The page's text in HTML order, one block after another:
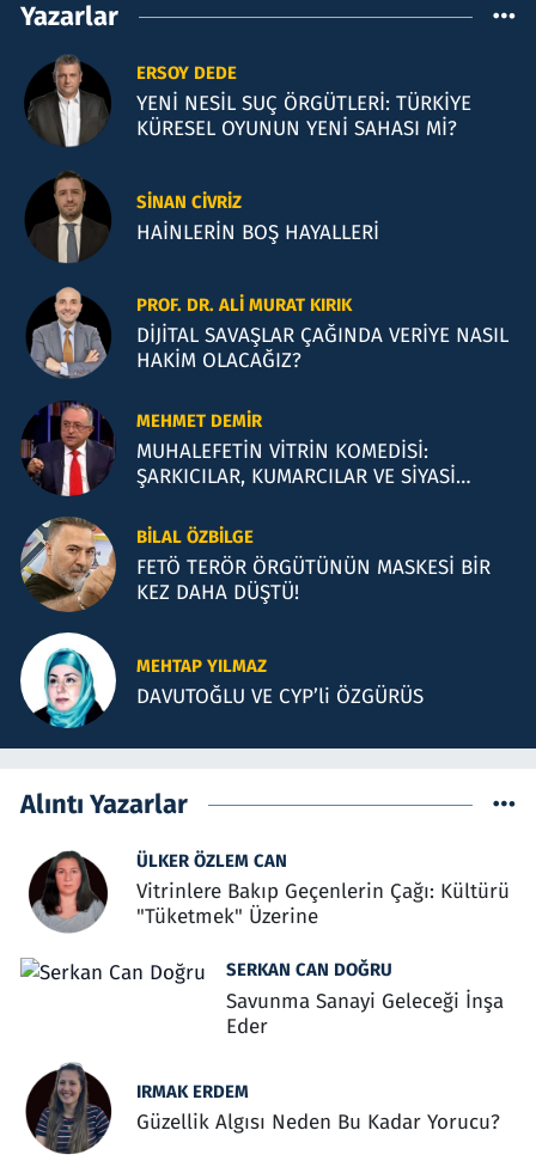
Yazarlar
ERSOY DEDE
YENİ NESİL SUÇ ÖRGÜTLERİ: TÜRKİYE
KÜRESEL OYUNUN YENİ SAHASI Mİ?
SINAN CIVRIZ
HAİNLERİN BOŞ HAYALLERİ
PROF. DR. ALI MURAT KIRIK
DİJİTAL SAVAŞLAR ÇAĞINDA VERİYE NASIL
HAKİM OLACAĞIZ?
MEHMET DEMIR
MUHALEFETİN VİTRİN KOMEDİSİ:
ŞARKICILAR, KUMARCILAR VE SİYASİ
BILAL ÖZBILGE
FETÖ TERÖR ÖRGÜTÜNÜN MASKESİ BİR
KEZ DAHA DÜŞTÜ!
MEHTAP YILMAZ
DAVUTOĞLU VE CYP’li ÖZGÜRÜS
Alıntı Yazarlar
ÜLKER ÖZLEM CAN
Vitrinlere Bakıp Geçenlerin Çağı: Kültürü
"Tüketmek" Üzerine
SERKAN CAN DOĞRU
Savunma Sanayi Geleceği İnşa
Eder
IRMAK ERDEM
Güzellik Algısı Neden Bu Kadar Yorucu?